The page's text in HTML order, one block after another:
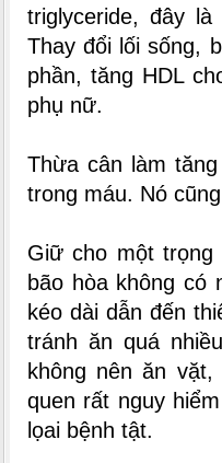
triglyceride, đây
Thay đổi lối sống,
phần, tăng HDL
phụ nữ.
Thừa cân làm
trong máu. Nó
Giữ cho một
bão hòa không có
kéo dài dẫn đến
tránh ăn quá
không nên ăn
quen rất nguy
lọai bệnh tật.